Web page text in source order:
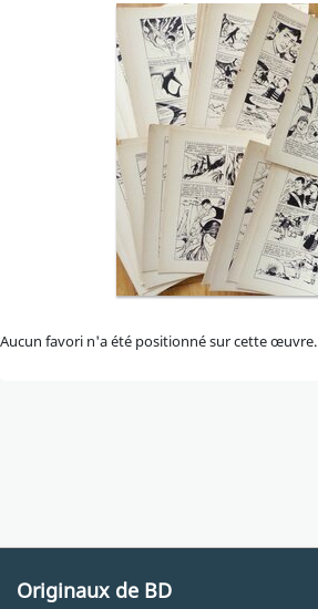
Aucun favori n'a été positionné sur cette œuvre.
Originaux de BD